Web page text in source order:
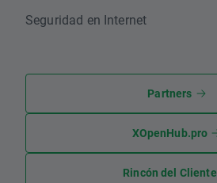
Seguridad en Internet
Partners
XOpenHub.pro
Rincón del Cliente